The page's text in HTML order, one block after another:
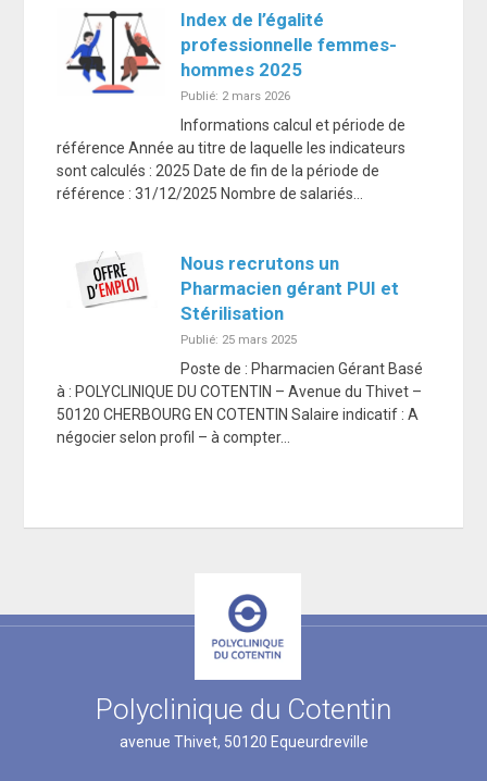
les
articles
Index de l’égalité
professionnelle femmes-
hommes 2025
Publié: 2 mars 2026
Informations calcul et période de
référence Année au titre de laquelle les indicateurs
sont calculés : 2025 Date de fin de la période de
référence : 31/12/2025 Nombre de salariés…
Nous recrutons un
Pharmacien gérant PUI et
Stérilisation
Publié: 25 mars 2025
Poste de : Pharmacien Gérant Basé
à : POLYCLINIQUE DU COTENTIN – Avenue du Thivet –
50120 CHERBOURG EN COTENTIN Salaire indicatif : A
négocier selon profil – à compter…
Polyclinique du Cotentin
avenue Thivet, 50120 Equeurdreville